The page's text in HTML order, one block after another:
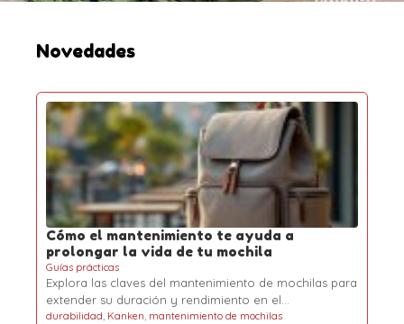
:Novedades
Cómo el mantenimiento te ayuda a
prolongar la vida de tu mochila
Guías prácticas
Explora las claves del mantenimiento de mochilas para
extender su duración y rendimiento en el…
durabilidad, Kanken, mantenimiento de mochilas